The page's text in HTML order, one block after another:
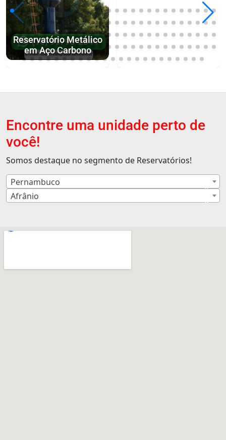
Reservatório Metálico
em Aço Carbono
Encontre uma unidade perto de
você!
Somos destaque no segmento de Reservatórios!
×
Pernambuco
×
Afrânio